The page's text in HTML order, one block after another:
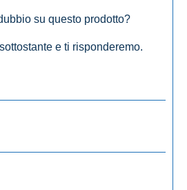
su questo prodotto?
e ti risponderemo.